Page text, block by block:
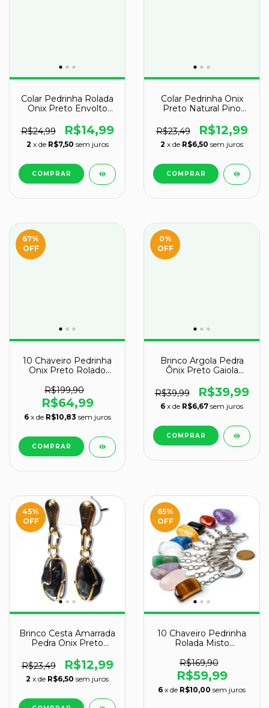
Colar Pedrinha Rolada
Onix Preto Envolto
R$24,99
R$14,99
2 x de R$7,50 sem juros
Colar Pedrinha Onix
Preto Natural Pino
R$23,49
R$12,99
2 x de R$6,50 sem juros
67%
OFF
10 Chaveiro Pedrinha
Onix Preto Rolado
ATACADO
R$199,90
R$64,99
6 x de R$10,83 sem juros
0%
OFF
Brinco Argola Pedra
Ônix Preto Gaiola
R$39,99
R$39,99
6 x de R$6,67 sem juros
45%
OFF
Brinco Cesta Amarrada
Pedra Onix Preto
R$23,49
R$12,99
2 x de R$6,50 sem juros
65%
OFF
10 Chaveiro Pedrinha
Rolada Misto
Atacado
R$169,90
R$59,99
6 x de R$10,00 sem juros